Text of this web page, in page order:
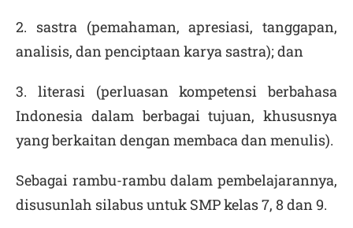
2. sastra (pemahaman, apresiasi, tanggapan,
analisis, dan penciptaan karya sastra); dan
3. literasi (perluasan kompetensi berbahasa
Indonesia dalam berbagai tujuan, khususnya
yang berkaitan dengan membaca dan menulis).
Sebagai rambu-rambu dalam pembelajarannya,
disusunlah silabus untuk SMP kelas 7, 8 dan 9.